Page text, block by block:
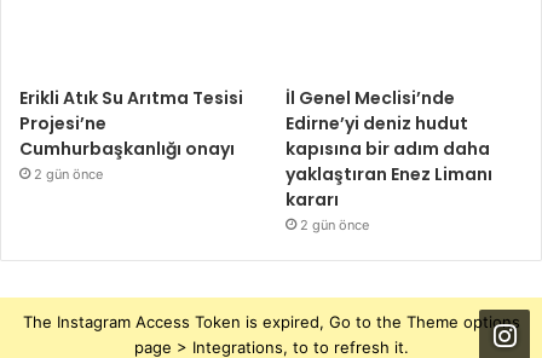
Erikli Atık Su Arıtma Tesisi
Projesi’ne
Cumhurbaşkanlığı onayı
2 gün önce
İl Genel Meclisi’nde
Edirne’yi deniz hudut
kapısına bir adım daha
yaklaştıran Enez Limanı
kararı
2 gün önce
The Instagram Access Token is expired, Go to the Theme options
page > Integrations, to to refresh it.